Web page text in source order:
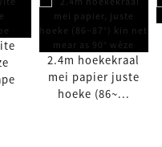
2.4m hoekekraal
mei papier juste
hoeke (86~...